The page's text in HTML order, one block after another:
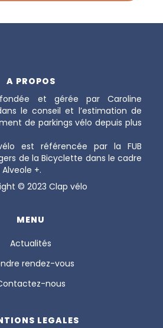
A PROPOS
et gérée par Caroline
le conseil et l’estimation de
de parkings vélo depuis plus
est référencée par la FUB
de la Bicyclette dans le cadre
+.
© 2023 Clap vélo
MENU
Actualités
rendez-vous
nous
LEGALES